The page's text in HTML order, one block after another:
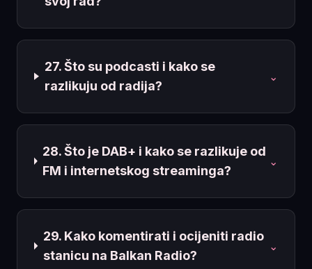
27. Što su podcasti i kako se
razlikuju od radija?
⌄
28. Što je DAB+ i kako se razlikuje od
FM i internetskog streaminga?
⌄
29. Kako komentirati i ocijeniti radio
stanicu na Balkan Radio?
⌄